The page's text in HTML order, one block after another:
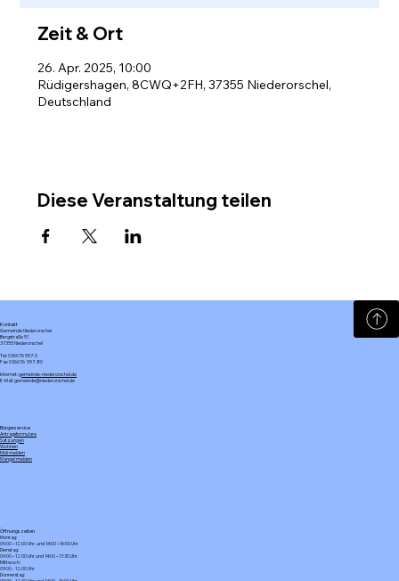
Zeit & Ort
26. Apr. 2025, 10:00
Rüdigershagen, 8CWQ+2FH, 37355 Niederorschel,
Deutschland
Diese Veranstaltung teilen
Kontakt
Gemeinde Niederorschel
Bergstraße 51
37355 Niederorschel
Tel: 036076 557-0
Fax: 036076 557-80
Internet:gemeinde-niederorschel.de
E-Mail: gemeinde@niederorschel.de
Bürgerservice
Antragsformulare
Satzungen
Wohnen
Müll melden
Mangel melden
Öffnungszeiten
Montag:
09:00 – 12:00 Uhr und 14:00 – 16:00 Uhr
Dienstag:
09:00 – 12:00 Uhr und 14:00 – 17:30 Uhr
Mittwoch:
09:00 - 12:00 Uhr
Donnerstag: